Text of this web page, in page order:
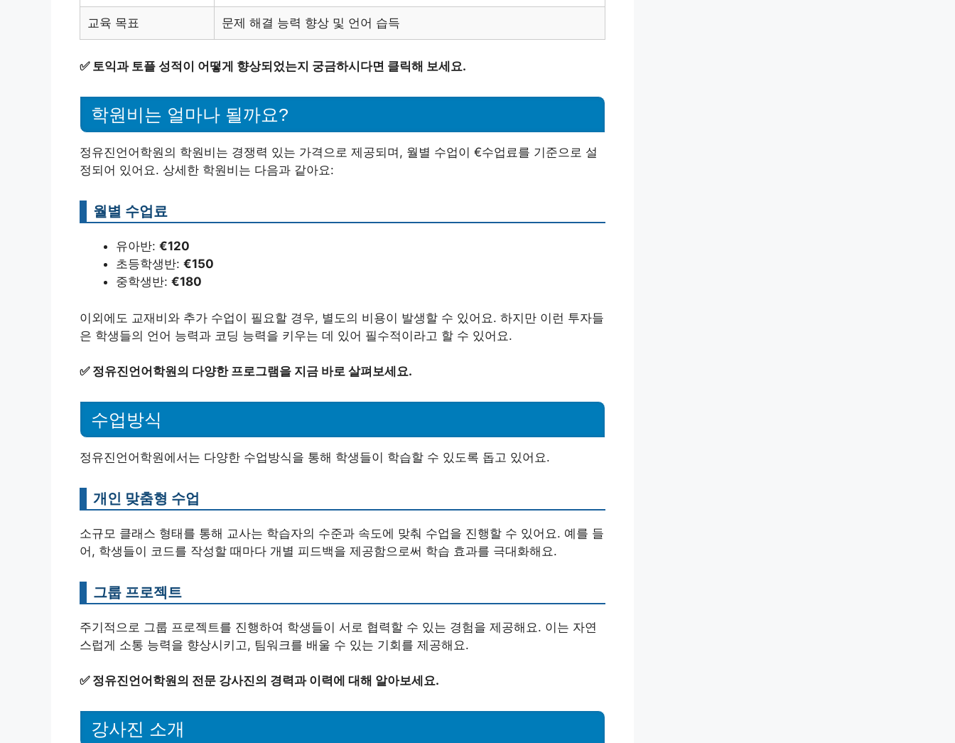
교육 목표 문제 해결 능력 향상 및 언어 습득
✅ 토익과 토플 성적이 어떻게 향상되었는지 궁금하시다면 클릭해 보세요.
학원비는 얼마나 될까요?
정유진언어학원의 학원비는 경쟁력 있는 가격으로 제공되며, 월별 수업이 €수업료를 기준으로 설
정되어 있어요. 상세한 학원비는 다음과 같아요:
월별 수업료
유아반: €120
초등학생반: €150
중학생반: €180
이외에도 교재비와 추가 수업이 필요할 경우, 별도의 비용이 발생할 수 있어요. 하지만 이런 투자들
은 학생들의 언어 능력과 코딩 능력을 키우는 데 있어 필수적이라고 할 수 있어요.
✅ 정유진언어학원의 다양한 프로그램을 지금 바로 살펴보세요.
수업방식
정유진언어학원에서는 다양한 수업방식을 통해 학생들이 학습할 수 있도록 돕고 있어요.
개인 맞춤형 수업
소규모 클래스 형태를 통해 교사는 학습자의 수준과 속도에 맞춰 수업을 진행할 수 있어요. 예를 들
어, 학생들이 코드를 작성할 때마다 개별 피드백을 제공함으로써 학습 효과를 극대화해요.
그룹 프로젝트
주기적으로 그룹 프로젝트를 진행하여 학생들이 서로 협력할 수 있는 경험을 제공해요. 이는 자연
스럽게 소통 능력을 향상시키고, 팀워크를 배울 수 있는 기회를 제공해요.
✅ 정유진언어학원의 전문 강사진의 경력과 이력에 대해 알아보세요.
강사진 소개